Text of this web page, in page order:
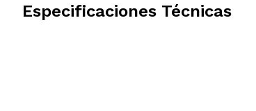
Especificaciones Técnicas